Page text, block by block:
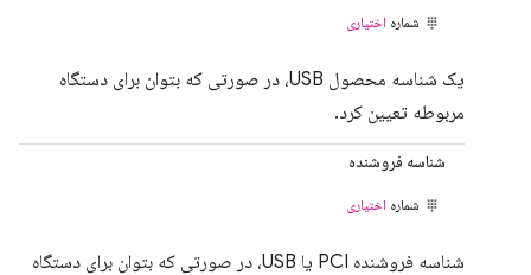
شماره اختیاری
یک شناسه محصول USB، در صورتی که بتوان برای دستگاه
مربوطه تعیین کرد.
شناسه فروشنده
شماره اختیاری
شناسه فروشنده PCI یا USB، در صورتی که بتوان برای دستگاه